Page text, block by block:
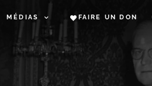
MÉDIAS FAIRE UN DON